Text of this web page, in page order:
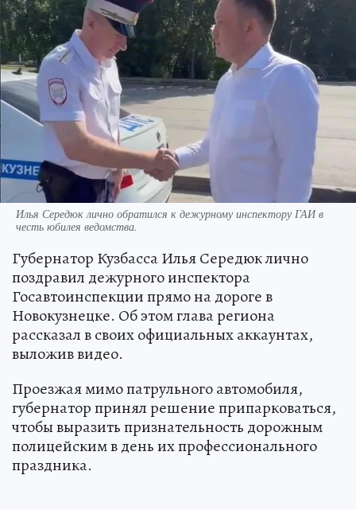
Илья Середюк лично обратился к дежурному инспектору ГАИ в
честь юбилея ведомства.
Губернатор Кузбасса Илья Середюк лично
поздравил дежурного инспектора
Госавтоинспекции прямо на дороге в
Новокузнецке. Об этом глава региона
рассказал в своих официальных аккаунтах,
выложив видео.
Проезжая мимо патрульного автомобиля,
губернатор принял решение припарковаться,
чтобы выразить признательность дорожным
полицейским в день их профессионального
праздника.